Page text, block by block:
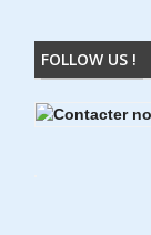
FOLLOW US !